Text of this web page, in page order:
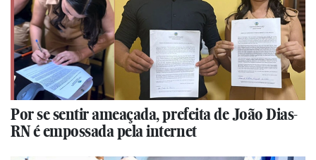
Por se sentir ameaçada, prefeita de João Dias-
RN é empossada pela internet